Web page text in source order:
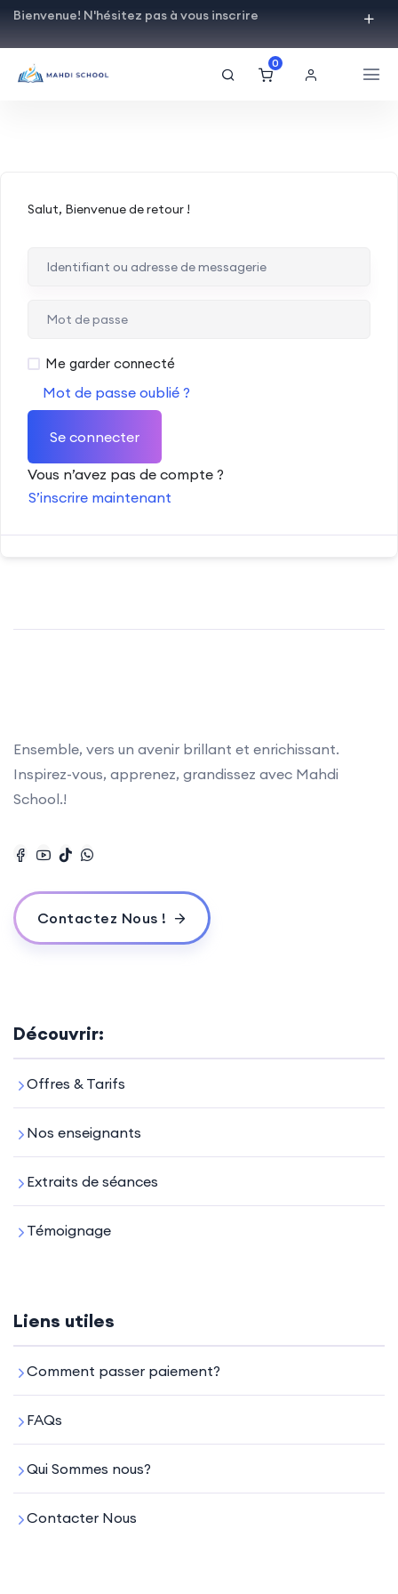
Bienvenue! N'hésitez pas à vous inscrire
0
Salut, Bienvenue de retour !
Me garder connecté
Mot de passe oublié ?
Se connecter
Vous n’avez pas de compte ?
S’inscrire maintenant
Ensemble, vers un avenir brillant et enrichissant.
Inspirez-vous, apprenez, grandissez avec Mahdi
School.!
Contactez Nous !
Découvrir:
Offres & Tarifs
Nos enseignants
Extraits de séances
Témoignage
Liens utiles
Comment passer paiement?
FAQs
Qui Sommes nous?
Contacter Nous